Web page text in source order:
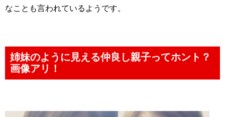
なことも言われているようです。
姉妹のように見える仲良し親子ってホント？
画像アリ！